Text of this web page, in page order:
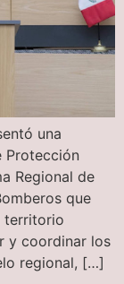
una
Protección
Regional de
que
territorio
y coordinar los
regional, […]